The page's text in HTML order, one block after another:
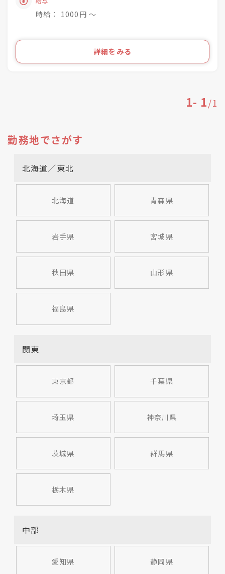
時給： 1000円 〜
詳細をみる
1- 1/1
勤務地でさがす
北海道／東北
北海道 青森県
岩手県 宮城県
秋田県 山形県
福島県
関東
東京都 千葉県
埼玉県 神奈川県
茨城県 群馬県
栃木県
中部
愛知県 静岡県